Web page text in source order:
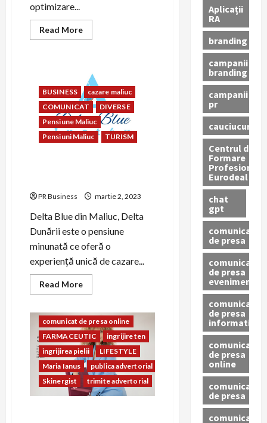
optimizare...
Read MoreRead
more
presă
–
prbusiness.ro
BUSINESS
cazare maliuc
COMUNICAT
DIVERSE
Pensiune Maliuc
Pensiuni Maliuc
TURISM
PR Business martie 2, 2023
Delta Blue din Maliuc, Delta
Dunării este o pensiune
minunată ce oferă o
experiență unică de cazare...
Read MoreRead
more
Maliuc
–
Delta
Blue
Just
4u
advertorial
advertorial seo
Beauty
BUSINESS
COMUNICAT
comunicat de presa
comunicat de presa granturi
comunicat de presa online
FARMACEUTIC
ingrijire ten
ingrijirea pielii
LIFESTYLE
Maria Ianus
publica advertorial
Skinergist
trimite advertorial
Aplicații
RA
branding
campanii
branding
campanii
pr
cauciucuri
Centrul de
Formare
Profesionala
Eurodeal
chat
gpt
comunicat
de presa
comunicat
de presa
eveniment
comunicat
de presa
informativ
comunicat
de presa
online
comunicate
de presa
comunicate